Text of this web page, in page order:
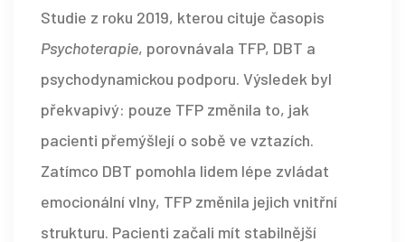
Studie z roku 2019, kterou cituje časopis
Psychoterapie, porovnávala TFP, DBT a
psychodynamickou podporu. Výsledek byl
překvapivý: pouze TFP změnila to, jak
pacienti přemýšlejí o sobě ve vztazích.
Zatímco DBT pomohla lidem lépe zvládat
emocionální vlny, TFP změnila jejich vnitřní
strukturu. Pacienti začali mít stabilnější